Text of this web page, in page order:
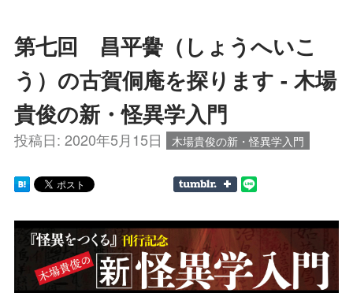
第七回 昌平黌（しょうへいこ
う）の古賀侗庵を探ります - 木場
貴俊の新・怪異学入門
投稿日: 2020年5月15日 木場貴俊の新・怪異学入門